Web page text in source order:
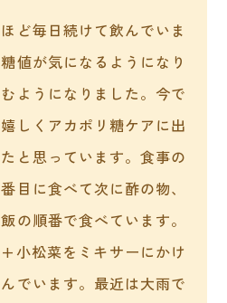
ど毎日続けて飲んでいま
値が気になるようになり
ようになりました。今で
しくアカポリ糖ケアに出
と思っています。食事の
目に食べて次に酢の物、
の順番で食べています。
小松菜をミキサーにかけ
でいます。最近は大雨で